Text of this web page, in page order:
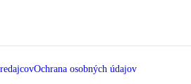
Ochrana osobných údajov